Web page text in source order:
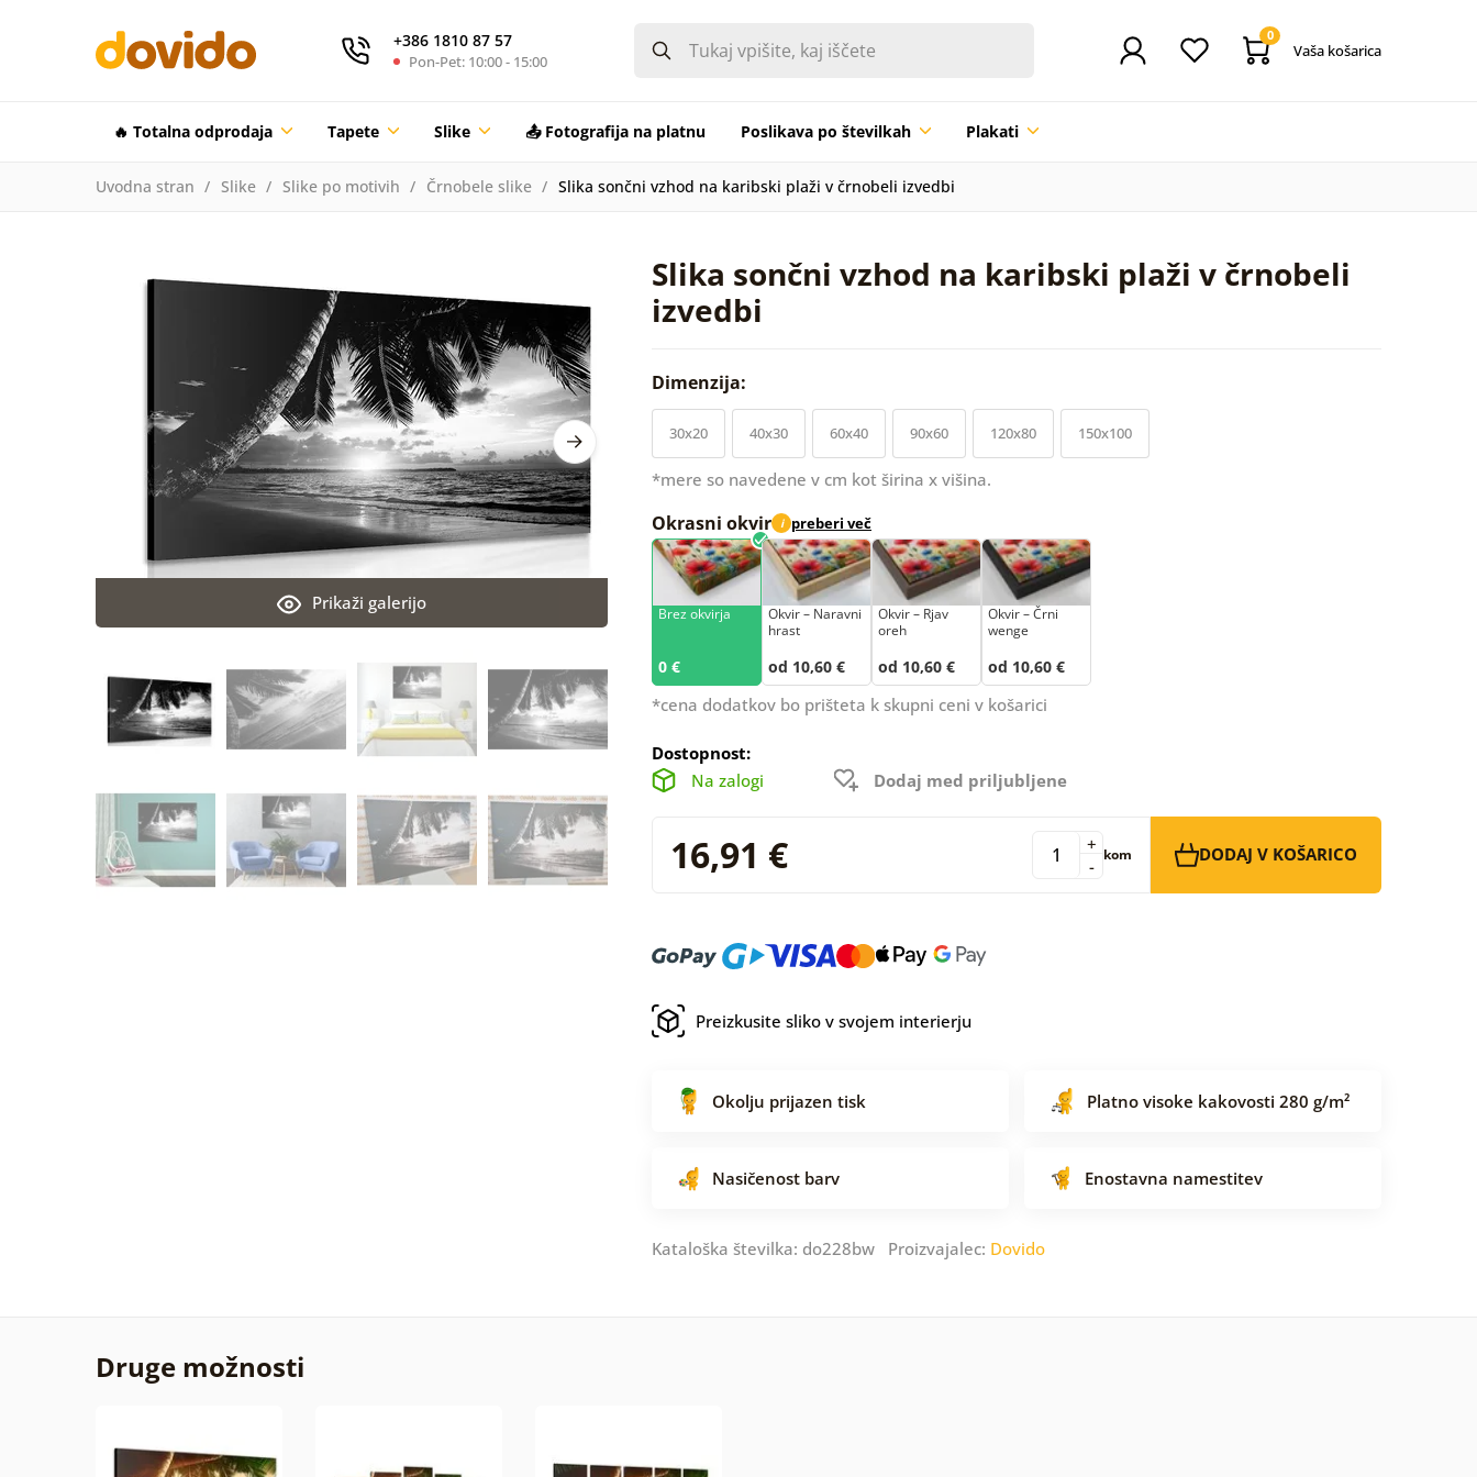
+386 1810 87 57
Pon-Pet: 10:00 - 15:00
0
Vaša košarica
🔥 Totalna odprodaja Tapete Slike 📤 Fotografija na platnu Poslikava po številkah Plakati
Uvodna stran Slike Slike po motivih Črnobele slike Slika sončni vzhod na karibski plaži v črnobeli izvedbi
Slika sončni vzhod na karibski plaži v črnobeli
izvedbi
Prikaži galerijo
Dimenzija:
30x20 40x30 60x40 90x60 120x80 150x100
*mere so navedene v cm kot širina x višina.
Okrasni okvir i preberi več
Brez okvirja
0 €
Okvir – Naravni
hrast
od 10,60 €
Okvir – Rjav
oreh
od 10,60 €
Okvir – Črni
wenge
od 10,60 €
*cena dodatkov bo prišteta k skupni ceni v košarici
Dostopnost:
Na zalogi
Dodaj med priljubljene
16,91 € -
+ kom DODAJ V KOŠARICO
Preizkusite sliko v svojem interierju
Okolju prijazen tisk Platno visoke kakovosti 280 g/m²
Nasičenost barv Enostavna namestitev
Kataloška številka: do228bw Proizvajalec: Dovido
Druge možnosti